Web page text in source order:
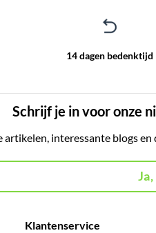
14 dagen bedenktijd
Schrijf je in voor onze
interessante blogs
Klantenservice